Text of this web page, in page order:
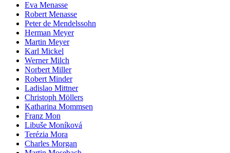
Eva Menasse
Robert Menasse
Peter de Mendelssohn
Herman Meyer
Martin Meyer
Karl Mickel
Werner Milch
Norbert Miller
Robert Minder
Ladislao Mittner
Christoph Möllers
Katharina Mommsen
Franz Mon
Libuše Moníková
Terézia Mora
Charles Morgan